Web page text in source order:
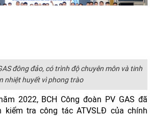
đông đảo, có trình độ chuyên môn và tinh
nhiệt huyết vì phong trào
2022, BCH Công đoàn PV GAS đã
kiểm tra công tác ATVSLĐ của chính